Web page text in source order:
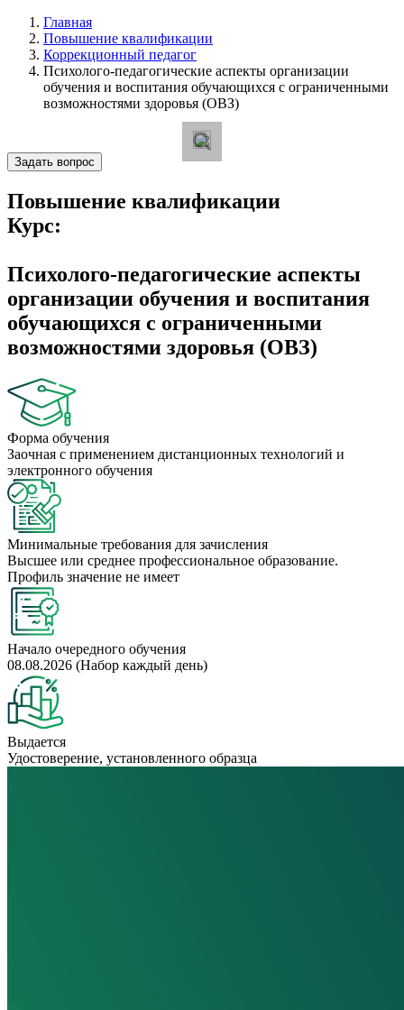
Главная
Повышение квалификации
Коррекционный педагог
Психолого-педагогические аспекты организации
обучения и воспитания обучающихся с ограниченными
возможностями здоровья (ОВЗ)
Задать вопрос
Повышение квалификации
Курс:
Психолого-педагогические аспекты
организации обучения и воспитания
обучающихся с ограниченными
возможностями здоровья (ОВЗ)
Форма обучения
Заочная с применением дистанционных технологий и
электронного обучения
Минимальные требования для зачисления
Высшее или среднее профессиональное образование.
Профиль значение не имеет
Начало очередного обучения
08.08.2026 (Набор каждый день)
Выдается
Удостоверение, установленного образца